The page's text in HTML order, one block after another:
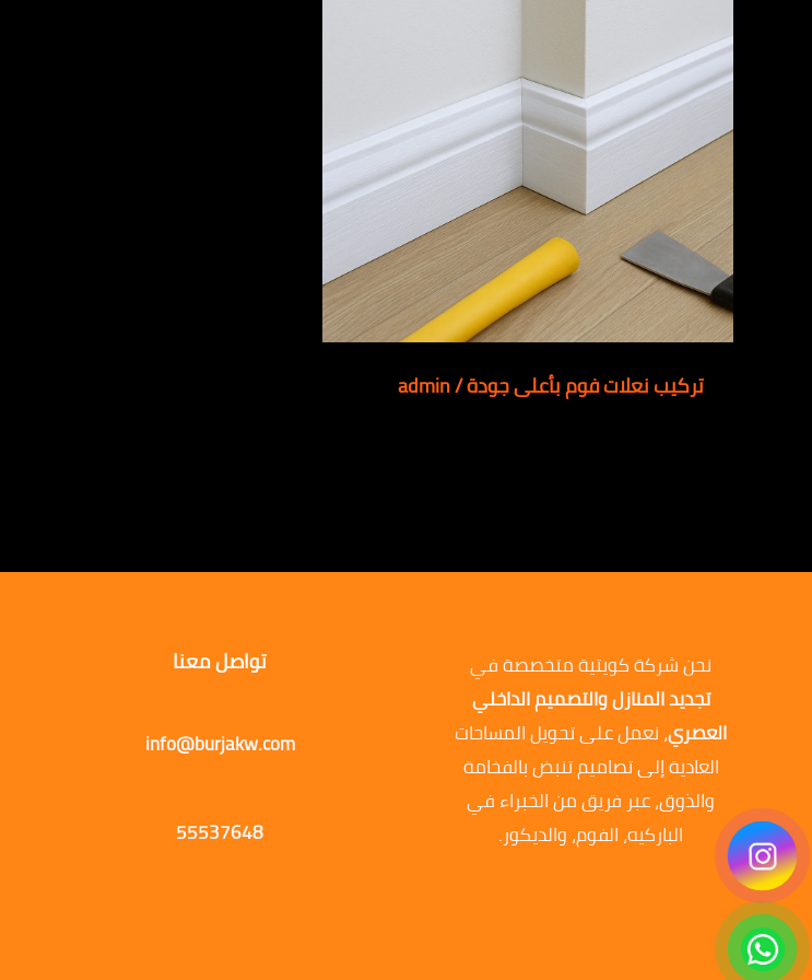
تركيب نعلات فوم بأعلى جودة/
admin
نحن شركة كويتية متخصصة في
تجديد المنازل والتصميم الداخلي
العصري، نعمل على تحويل المساحات
العادية إلى تصاميم تنبض بالفخامة
والذوق، عبر فريق من الخبراء في
الباركيه، الفوم، والديكور.
تواصل معنا
info@burjakw.com
55537648